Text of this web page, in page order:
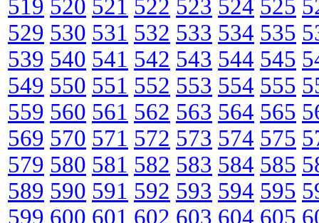
519 520 521 522 523 524 525
529 530 531 532 533 534 535
539 540 541 542 543 544 545
549 550 551 552 553 554 555
559 560 561 562 563 564 565
569 570 571 572 573 574 575
579 580 581 582 583 584 585
589 590 591 592 593 594 595
599 600 601 602 603 604 605